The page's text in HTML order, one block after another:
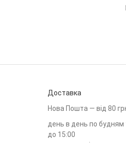
Доставка
Нова Пошта — від 80
день в день по будням
до 15:00